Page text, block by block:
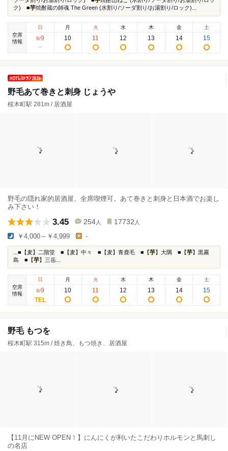
ク) ■芋焼酎蔵の師魂 The Green (水割り/ソーダ割り/お湯割り/ロック)...
空席
情報
日
8/9
月
10
火
11
水
12
木
13
金
14
土
15
野毛あて巻きと刺身 じょうや
桜木町駅 281m / 居酒屋
野毛の隠れ家的居酒屋、全席喫煙可。あて巻きと刺身と日本酒でお楽し
み下さい！
3.45 254 人 17732 人
￥4,000～￥4,999 -
...■【麦】二階堂 ■【麦】中々 ■【麦】青鹿毛 ■【芋】大隅 ■【芋】黒霧
島 ■【芋】三岳...
空席
情報
日
8/9
月
10
火
11
水
12
木
13
金
14
土
15
野毛 もつを
桜木町駅 315m / 焼き鳥、もつ焼き、居酒屋
【11月にNEW OPEN！】にんにくが利いたこだわりホルモンと馬刺し
の名店